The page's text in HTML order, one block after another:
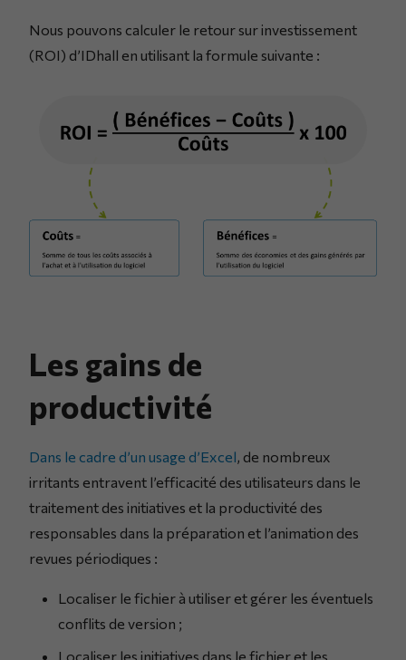
Nous pouvons calculer le retour sur investissement
(ROI) d’IDhall en utilisant la formule suivante :
Les gains de
productivité
Dans le cadre d’un usage d’Excel, de nombreux
irritants entravent l’efficacité des utilisateurs dans le
traitement des initiatives et la productivité des
responsables dans la préparation et l’animation des
revues périodiques :
Localiser le fichier à utiliser et gérer les éventuels
conflits de version ;
Localiser les initiatives dans le fichier et les